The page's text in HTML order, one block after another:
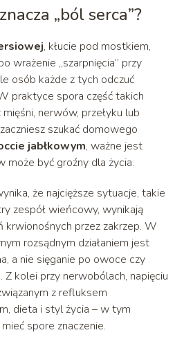
„ból serca”?
, kłucie pod mostkiem,
wrażenie „szarpnięcia” przy
osób każde z tych odczuć
praktyce spora część takich
nerwów, przełyku lub
szukać domowego
jabłkowym, ważne jest
może być groźny dla życia.
że najcięższe sytuacje, takie
zespół wieńcowy, wynikają
krwionośnych przez zakrzep. W
rozsądnym działaniem jest
a nie sięganie po owoce czy
Z kolei przy nerwobólach, napięciu
z refluksem
dieta i styl życia – w tym
spore znaczenie.